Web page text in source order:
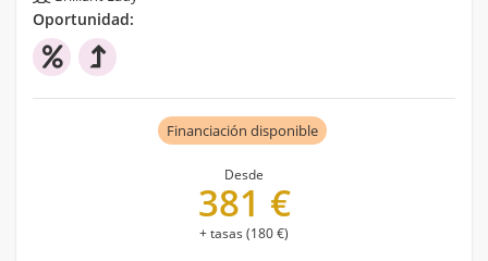
Oportunidad:
Financiación disponible
Desde
381 €
+ tasas (180 €)